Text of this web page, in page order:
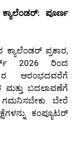
ಪೂರ್ಣ
ಪ್ರಕಾರ,
2026 ರಿಂದ
ರ ಆರಂಭದವರೆಗೆ
ಮತ್ತು ಬದಲಾವಣೆಗೆ
ಗಮನಿಸಬೇಕು. ಬೇರೆ
ಕಂಪ್ಯೂಟರ್